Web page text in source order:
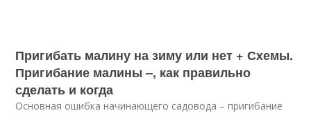
Пригибать малину на зиму или нет + Схемы.
Пригибание малины –, как правильно
сделать и когда
Основная ошибка начинающего садовода – пригибание